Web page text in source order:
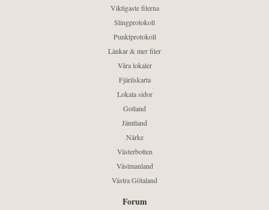
Viktigaste filerna
Slingprotokoll
Punktprotokoll
Länkar & mer filer
Våra lokaler
Fjärilskarta
Lokala sidor
Gotland
Jämtland
Närke
Västerbotten
Västmanland
Västra Götaland
Forum